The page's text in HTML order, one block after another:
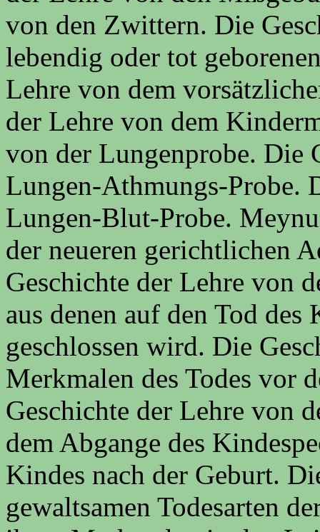
von den Zwittern. Die
lebendig oder tot
Lehre von dem
der Lehre von dem
von der Lungenprobe. Die
Lungen-Athmungs-Probe.
Lungen-Blut-Probe.
der neueren gerichtlichen
Geschichte der Lehre von
aus denen auf den Tod
geschlossen wird. Die
Merkmalen des Todes vor
Geschichte der Lehre von
dem Abgange des
Kindes nach der Geburt.
gewaltsamen Todesarten